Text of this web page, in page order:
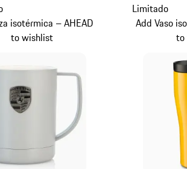
isotérmica – AHEAD
to wishlist
Limitado
Add Vaso
to